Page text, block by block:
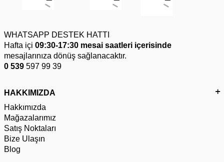
WHATSAPP DESTEK HATTI
Hafta içi 09:30-17:30 mesai saatleri içerisinde
mesajlarınıza dönüş sağlanacaktır.
0 539 597 99 39
HAKKIMIZDA
Hakkımızda
Mağazalarımız
Satış Noktaları
Bize Ulaşın
Blog